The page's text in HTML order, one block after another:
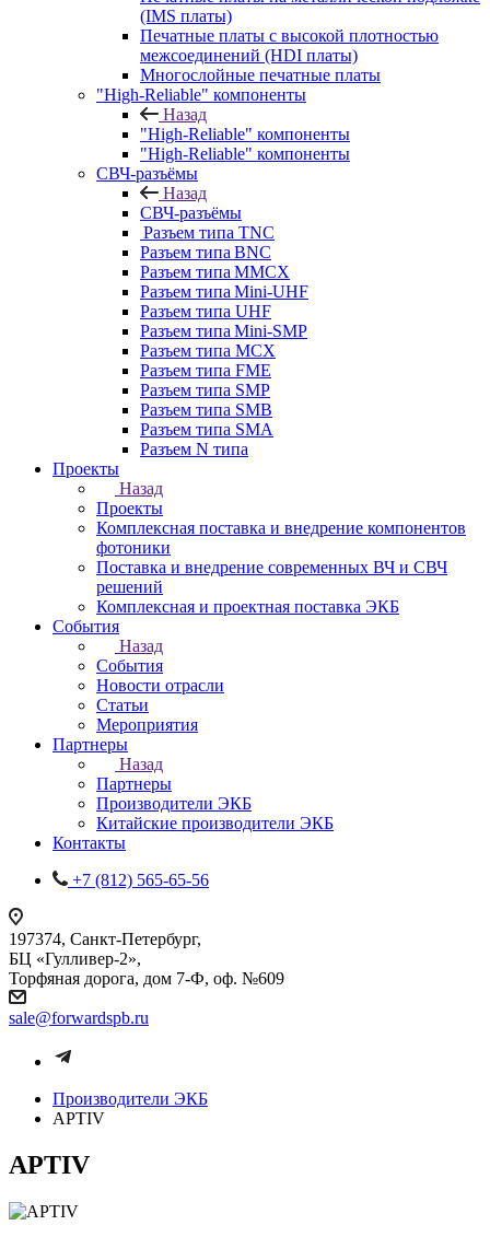
(IMS платы)
Печатные платы с высокой плотностью
межсоединений (HDI платы)
Многослойные печатные платы
"High-Reliable" компоненты
Назад
"High-Reliable" компоненты
"High-Reliable" компоненты
СВЧ-разъёмы
Назад
СВЧ-разъёмы
Разъем типа TNC
Разъем типа BNC
Разъем типа MMCX
Разъем типа Mini-UHF
Разъем типа UHF
Разъем типа Mini-SMP
Разъем типа MCX
Разъем типа FME
Разъем типа SMP
Разъем типа SMB
Разъем типа SMA
Разъем N типа
Проекты
Назад
Проекты
Комплексная поставка и внедрение компонентов
фотоники
Поставка и внедрение современных ВЧ и СВЧ
решений
Комплексная и проектная поставка ЭКБ
События
Назад
События
Новости отрасли
Статьи
Мероприятия
Партнеры
Назад
Партнеры
Производители ЭКБ
Китайские производители ЭКБ
Контакты
+7 (812) 565-65-56
197374, Санкт-Петербург,
БЦ «Гулливер-2»,
Торфяная дорога, дом 7-Ф, оф. №609
sale@forwardspb.ru
Производители ЭКБ
APTIV
APTIV